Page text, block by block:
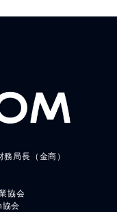
局長（金商）
協会
協会